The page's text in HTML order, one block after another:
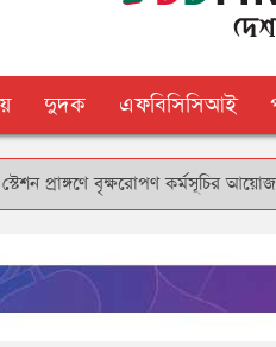
দুদক এফবিসিসিআই
বৃক্ষরোপণ কর্মসূচির আয়োজন